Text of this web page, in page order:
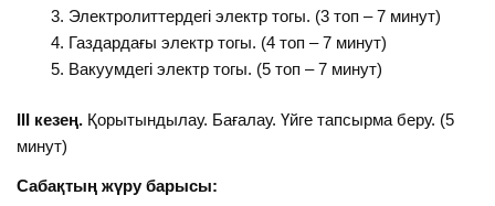
Электролиттердегі электр тогы. (3 топ – 7 минут)
Газдардағы электр тогы. (4 топ – 7 минут)
Вакуумдегі электр тогы. (5 топ – 7 минут)
ІІІ кезең. Қорытындылау. Бағалау. Үйге тапсырма беру. (5
минут)
Сабақтың жүру барысы: